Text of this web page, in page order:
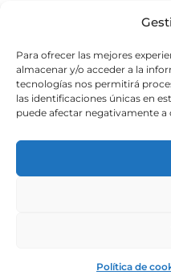
Para ofrecer las mejores
almacenar y/o acceder a la
tecnologías nos permitirá
las identificaciones únicas en
puede afectar negativamente
Política de